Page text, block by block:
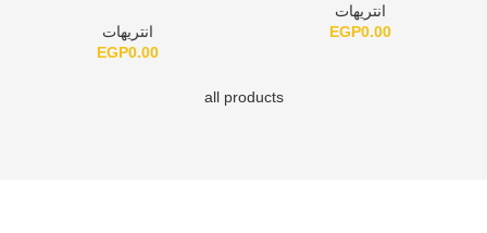
انتريهات
EGP0.00
انتريهات
EGP0.00
all products